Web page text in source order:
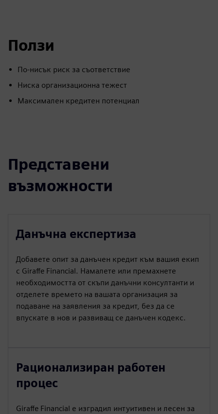
Ползи
По-нисък риск за съответствие
Ниска организационна тежест
Максимален кредитен потенциал
Представени
възможности
Данъчна експертиза
Добавете опит за данъчен кредит към вашия екип
с Giraffe Financial. Намалете или премахнете
необходимостта от скъпи данъчни консултанти и
отделете времето на вашата организация за
подаване на заявления за кредит, без да се
впускате в нов и развиващ се данъчен кодекс.
Рационализиран работен
процес
Giraffe Financial е изградил интуитивен и лесен за